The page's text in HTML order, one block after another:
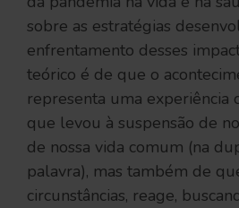
sobre as estratégias
enfrentamento desses
teórico é de que o
representa uma experiência
que levou à suspensão de
de nossa vida comum (na
palavra), mas também de
circunstâncias, reage,